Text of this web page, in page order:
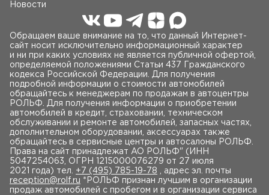
Новости
Обращаем ваше внимание на то, что данный Интернет-
сайт носит исключительно информационный характер
и ни при каких условиях не является публичной офертой,
определяемой положениями Статьи 437 Гражданского
кодекса Российской Федерации. Для получения
подробной информации о стоимости автомобилей
обращайтесь к менеджерам по продажам в автоцентры
РОЛЬФ. Для получения информации о приобретении
автомобилей в кредит, страховании, техническом
обслуживании и ремонте автомобилей, запасных частях,
дополнительном оборудовании, аксессуарах также
обращайтесь в сервисные центры и автосалоны РОЛЬФ.
Права на сайт принадлежат AO РОЛЬФ" (ИНН
5047254063, ОГРН 1215000076279 от 27 июля
2021 года) тел. +7 (495) 785-19-78 , адрес эл. почты
reception@rolf.ru *РОЛЬФ признан лучшим в организации
продаж автомобилей с пробегом и в организации сервиса